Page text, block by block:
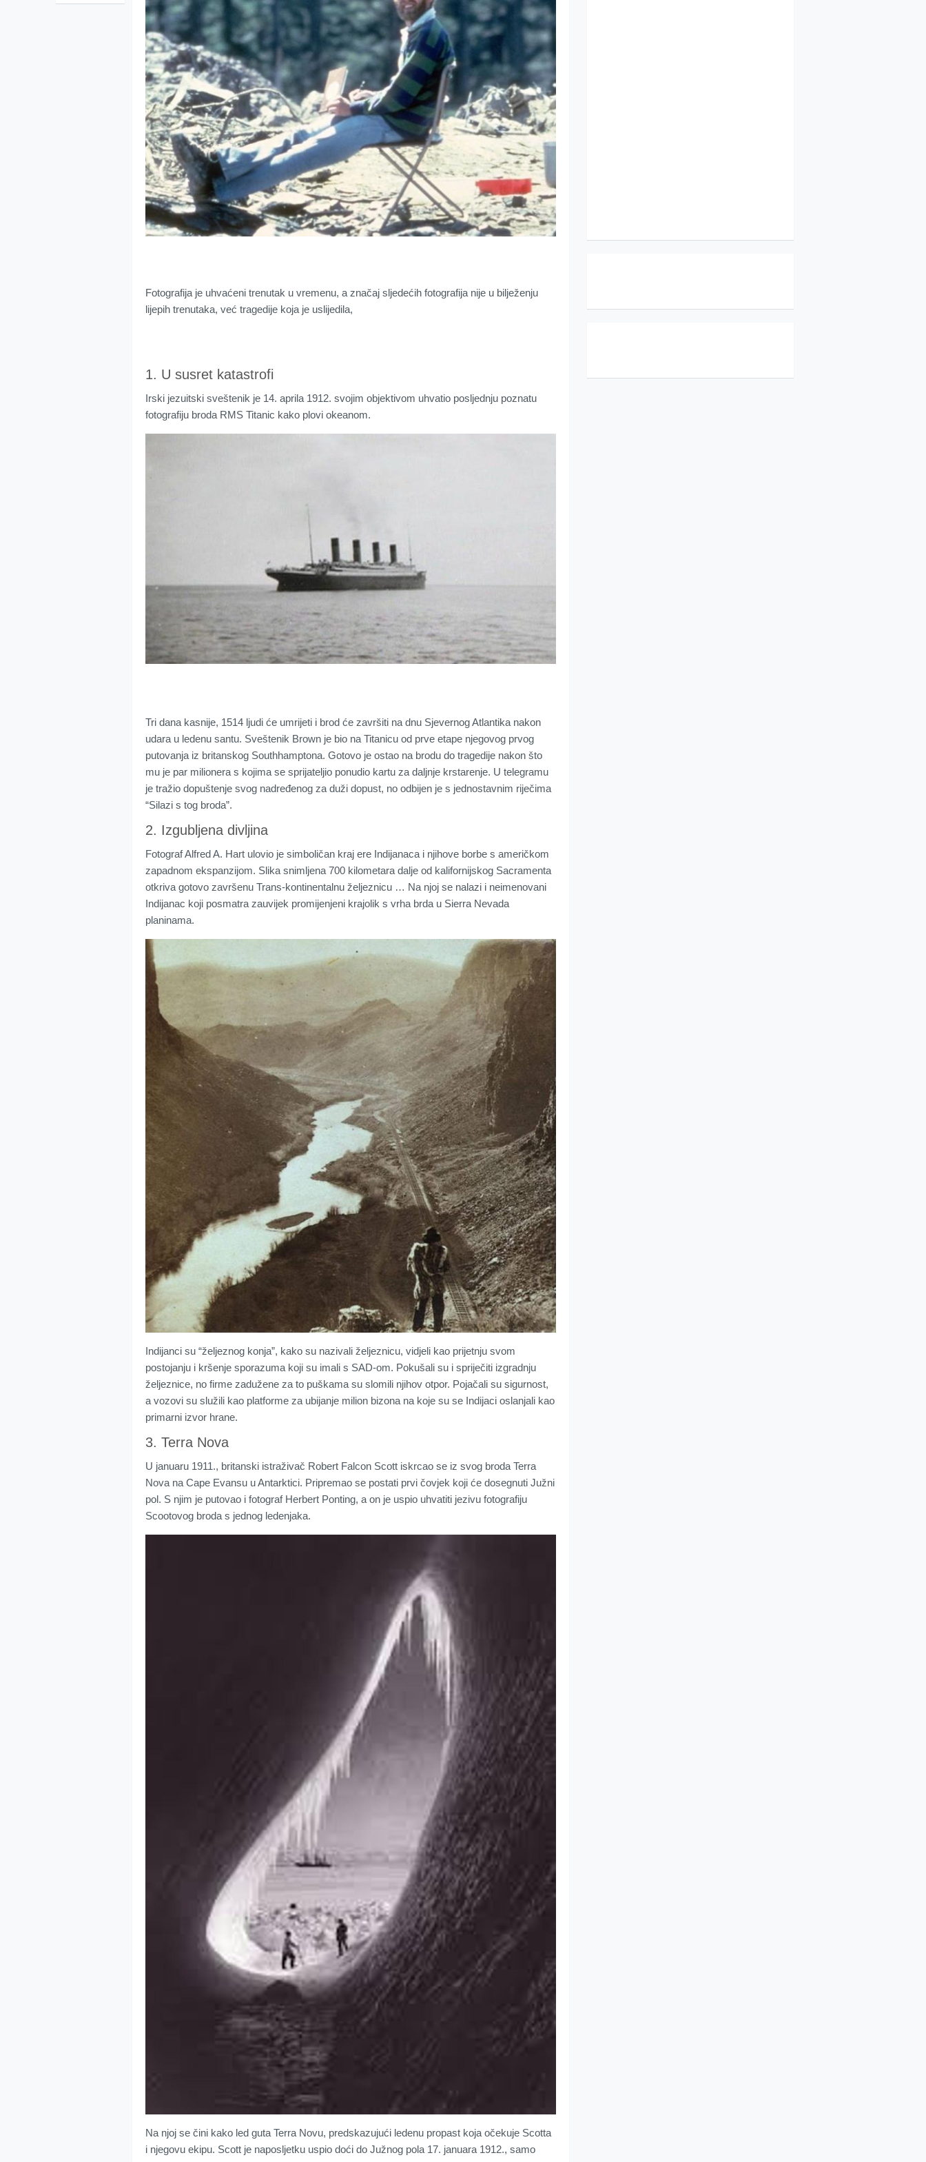
Fotografija je uhvaćeni trenutak u vremenu, a značaj sljedećih fotografija nije u bilježenju
lijepih trenutaka, već tragedije koja je uslijedila,
1. U susret katastrofi
Irski jezuitski sveštenik je 14. aprila 1912. svojim objektivom uhvatio posljednju poznatu
fotografiju broda RMS Titanic kako plovi okeanom.
Tri dana kasnije, 1514 ljudi će umrijeti i brod će završiti na dnu Sjevernog Atlantika nakon
udara u ledenu santu. Sveštenik Brown je bio na Titanicu od prve etape njegovog prvog
putovanja iz britanskog Southhamptona. Gotovo je ostao na brodu do tragedije nakon što
mu je par milionera s kojima se sprijateljio ponudio kartu za daljnje krstarenje. U telegramu
je tražio dopuštenje svog nadređenog za duži dopust, no odbijen je s jednostavnim riječima
“Silazi s tog broda”.
2. Izgubljena divljina
Fotograf Alfred A. Hart ulovio je simboličan kraj ere Indijanaca i njihove borbe s američkom
zapadnom ekspanzijom. Slika snimljena 700 kilometara dalje od kalifornijskog Sacramenta
otkriva gotovo završenu Trans-kontinentalnu željeznicu … Na njoj se nalazi i neimenovani
Indijanac koji posmatra zauvijek promijenjeni krajolik s vrha brda u Sierra Nevada
planinama.
Indijanci su “željeznog konja”, kako su nazivali željeznicu, vidjeli kao prijetnju svom
postojanju i kršenje sporazuma koji su imali s SAD-om. Pokušali su i spriječiti izgradnju
željeznice, no firme zadužene za to puškama su slomili njihov otpor. Pojačali su sigurnost,
a vozovi su služili kao platforme za ubijanje milion bizona na koje su se Indijaci oslanjali kao
primarni izvor hrane.
3. Terra Nova
U januaru 1911., britanski istraživač Robert Falcon Scott iskrcao se iz svog broda Terra
Nova na Cape Evansu u Antarktici. Pripremao se postati prvi čovjek koji će dosegnuti Južni
pol. S njim je putovao i fotograf Herbert Ponting, a on je uspio uhvatiti jezivu fotografiju
Scootovog broda s jednog ledenjaka.
Na njoj se čini kako led guta Terra Novu, predskazujući ledenu propast koja očekuje Scotta
i njegovu ekipu. Scott je naposljetku uspio doći do Južnog pola 17. januara 1912., samo